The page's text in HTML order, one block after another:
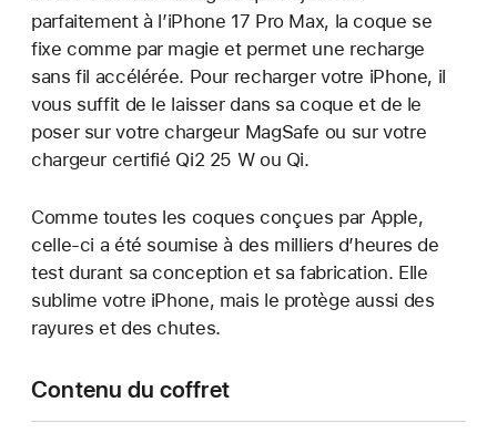
parfaitement à l’iPhone 17 Pro Max, la coque se
fixe comme par magie et permet une recharge
sans fil accélérée. Pour recharger votre iPhone, il
vous suffit de le laisser dans sa coque et de le
poser sur votre chargeur MagSafe ou sur votre
chargeur certifié Qi2 25 W ou Qi.
Comme toutes les coques conçues par Apple,
celle-ci a été soumise à des milliers d’heures de
test durant sa conception et sa fabrication. Elle
sublime votre iPhone, mais le protège aussi des
rayures et des chutes.
Contenu du coffret